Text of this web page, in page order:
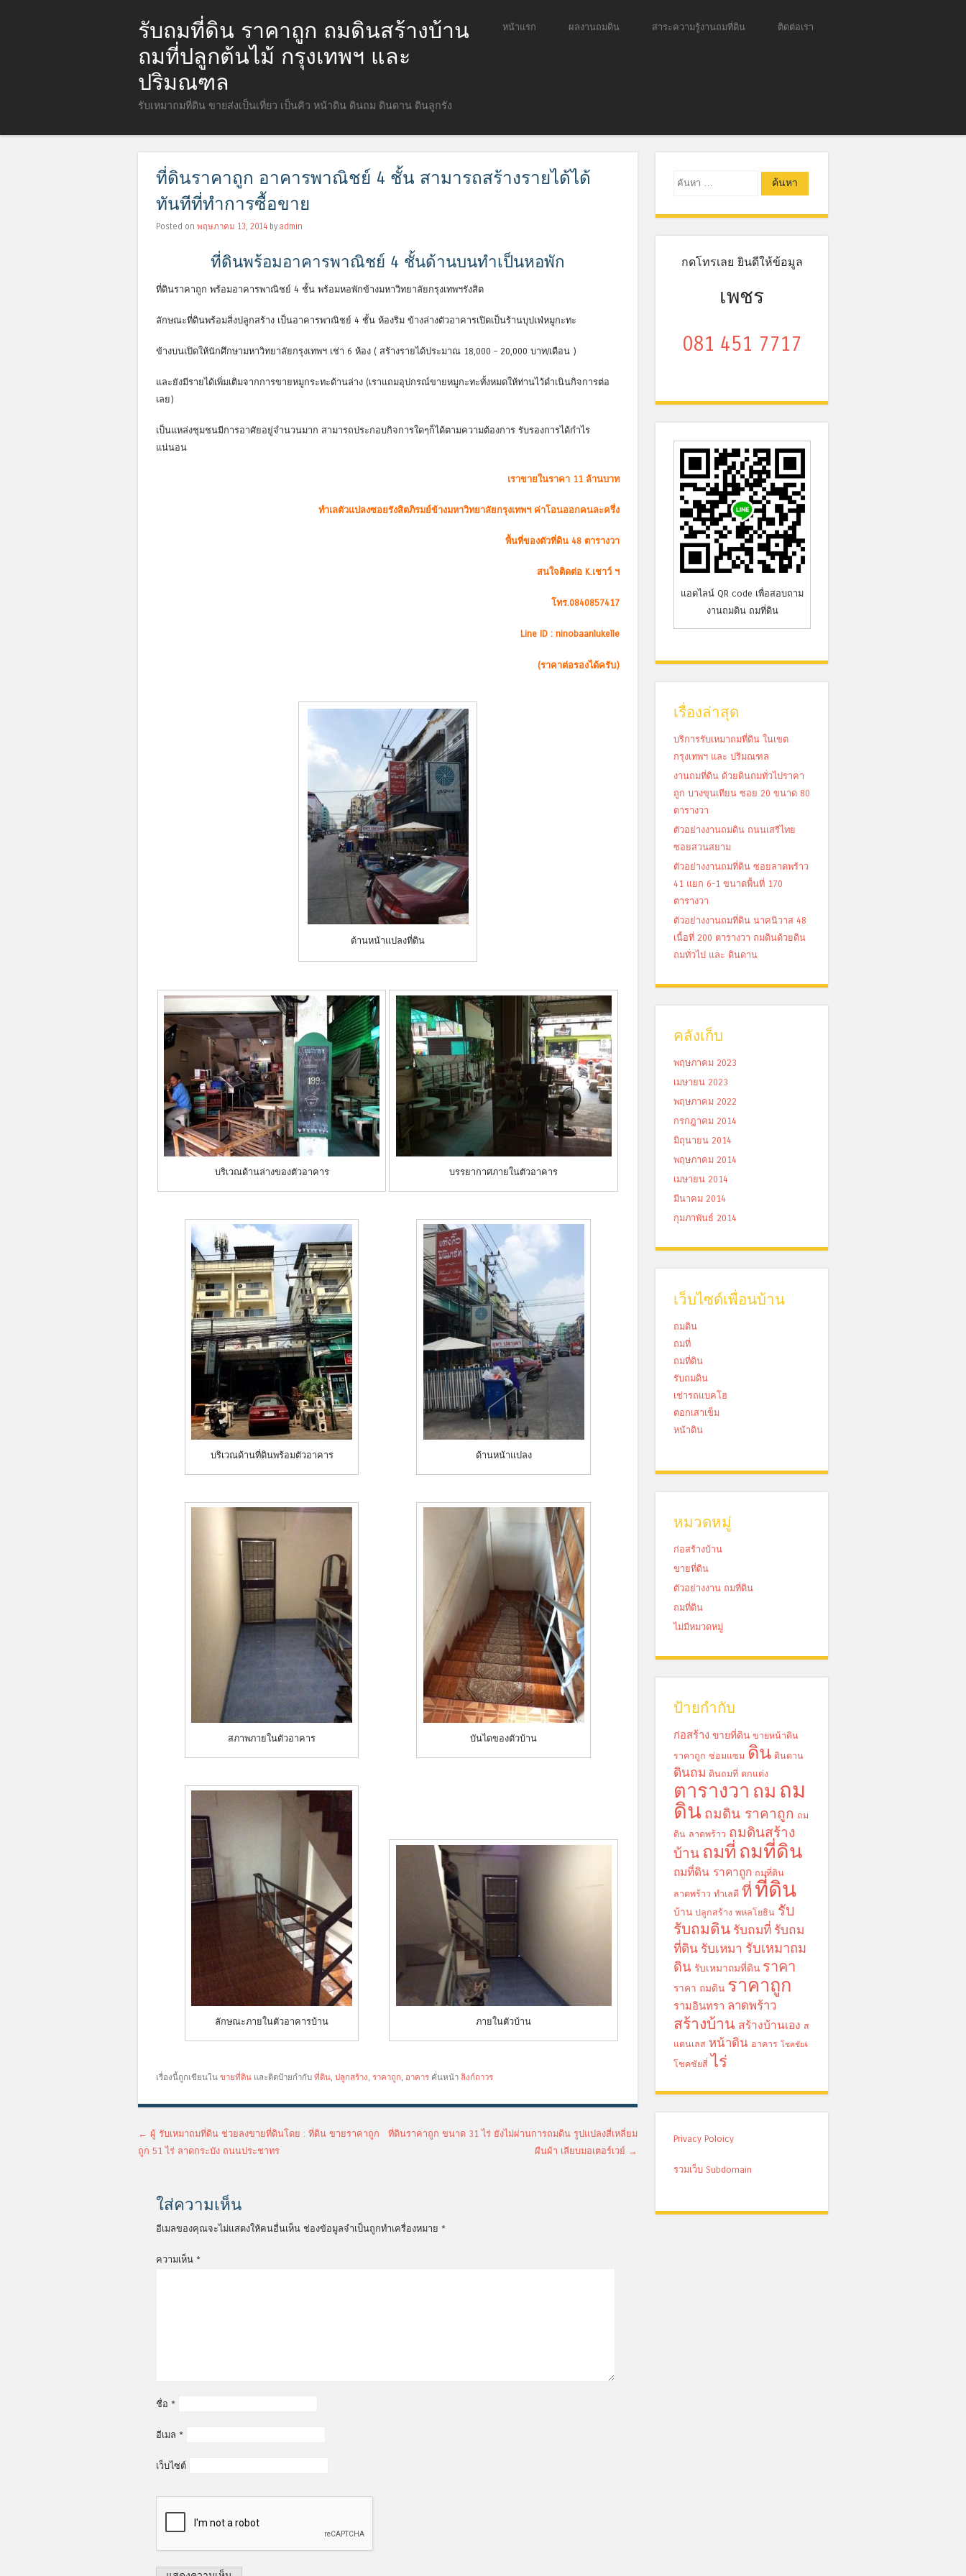
รับถมที่ดิน ราคาถูก ถมดินสร้างบ้าน
ถมที่ปลูกต้นไม้ กรุงเทพฯ และ
ปริมณฑล
รับเหมาถมที่ดิน ขายส่งเป็นเที่ยว เป็นคิว หน้าดิน ดินถม ดินดาน ดินลูกรัง
ข้ามไปยังเนื้อหา
หน้าแรก ผลงานถมดิน สาระความรู้งานถมที่ดิน ติดต่อเรา
ที่ดินราคาถูก อาคารพาณิชย์ 4 ชั้น สามารถสร้างรายได้ได้
ทันทีที่ทำการซื้อขาย
Posted on พฤษภาคม 13, 2014 by admin
ที่ดินพร้อมอาคารพาณิชย์ 4 ชั้นด้านบนทำเป็นหอพัก
ที่ดินราคาถูก พร้อมอาคารพาณิชย์ 4 ชั้น พร้อมหอพักข้างมหาวิทยาลัยกรุงเทพฯรังสิต
ลักษณะที่ดินพร้อมสิ่งปลูกสร้าง เป็นอาคารพาณิชย์ 4 ชั้น ห้องริม ข้างล่างตัวอาคารเปิดเป็นร้านบุปเฟ่หมูกะทะ
ข้างบนเปิดให้นักศึกษามหาวิทยาลัยกรุงเทพฯ เช่า 6 ห้อง ( สร้างรายได้ประมาณ 18,000 – 20,000 บาท/เดือน )
และยังมีรายได้เพิ่มเติมจากการขายหมูกระทะด้านล่าง (เราแถมอุปกรณ์ขายหมูกะทะทั้งหมดให้ท่านไว้ดำเนินกิจการต่อ
เลย)
เป็นแหล่งชุมชนมีการอาศัยอยู่จำนวนมาก สามารถประกอบกิจการใดๆก็ได้ตามความต้องการ รับรองการได้กำไร
แน่นอน
เราขายในราคา 11 ล้านบาท
ทำเลตัวแปลงซอยรังสิตภิรมย์ข้างมหาวิทยาลัยกรุงเทพฯ ค่าโอนออกคนละครึ่ง
พื้นที่ของตัวที่ดิน 48 ตารางวา
สนใจติดต่อ K.เชาว์ ฯ
โทร.0840857417
Line ID : ninobaanlukelle
(ราคาต่อรองได้ครับ)
ด้านหน้าแปลงที่ดิน
บริเวณด้านล่างของตัวอาคาร บรรยากาศภายในตัวอาคาร
บริเวณด้านที่ดินพร้อมตัวอาคาร ด้านหน้าแปลง
สภาพภายในตัวอาคาร บันไดของตัวบ้าน
ลักษณะภายในตัวอาคารบ้าน ภายในตัวบ้าน
เรื่องนี้ถูกเขียนใน ขายที่ดิน และติดป้ายกำกับ ที่ดิน, ปลูกสร้าง, ราคาถูก, อาคาร คั่นหน้า ลิงก์ถาวร
เมนูนำทางเรื่อง
← ผู้ รับเหมาถมที่ดิน ช่วยลงขายที่ดินโดย : ที่ดิน ขายราคาถูก
ถูก 51 ไร่ ลาดกระบัง ถนนประชาทร
ที่ดินราคาถูก ขนาด 31 ไร่ ยังไม่ผ่านการถมดิน รูปแปลงสี่เหลี่ยม
ผืนผ้า เลียบมอเตอร์เวย์ →
ใส่ความเห็น
อีเมลของคุณจะไม่แสดงให้คนอื่นเห็น ช่องข้อมูลจำเป็นถูกทำเครื่องหมาย *
ความเห็น *
ชื่อ *
อีเมล *
เว็บไซต์
ค้นหา
กดโทรเลย ยินดีให้ข้อมูล
เพชร
081 451 7717
แอดไลน์ QR code เพื่อสอบถาม
งานถมดิน ถมที่ดิน
เรื่องล่าสุด
บริการรับเหมาถมที่ดิน ในเขต
กรุงเทพฯ และ ปริมณฑล
งานถมที่ดิน ด้วยดินถมทั่วไปราคา
ถูก บางขุนเทียน ซอย 20 ขนาด 80
ตารางวา
ตัวอย่างงานถมดิน ถนนเสรีไทย
ซอยสวนสยาม
ตัวอย่างงานถมที่ดิน ซอยลาดพร้าว
41 แยก 6-1 ขนาดพื้นที่ 170
ตารางวา
ตัวอย่างงานถมที่ดิน นาคนิวาส 48
เนื้อที่ 200 ตารางวา ถมดินด้วยดิน
ถมทั่วไป และ ดินดาน
คลังเก็บ
พฤษภาคม 2023
เมษายน 2023
พฤษภาคม 2022
กรกฎาคม 2014
มิถุนายน 2014
พฤษภาคม 2014
เมษายน 2014
มีนาคม 2014
กุมภาพันธ์ 2014
เว็บไซด์เพื่อนบ้าน
ถมดิน
ถมที่
ถมที่ดิน
รับถมดิน
เช่ารถแบคโฮ
ตอกเสาเข็ม
หน้าดิน
หมวดหมู่
ก่อสร้างบ้าน
ขายที่ดิน
ตัวอย่างงาน ถมที่ดิน
ถมที่ดิน
ไม่มีหมวดหมู่
ป้ายกำกับ
ก่อสร้าง ขายที่ดิน ขายหน้าดิน
ราคาถูก ซ่อมแซม ดิน ดินดาน
ดินถม ดินถมที่ ตกแต่ง
ตารางวา ถม ถม
ดิน ถมดิน ราคาถูก ถม
ดิน ลาดพร้าว ถมดินสร้าง
บ้าน ถมที่ ถมที่ดิน
ถมที่ดิน ราคาถูก ถมที่ดิน
ลาดพร้าว ทำเลดี ที่ ที่ดิน
บ้าน ปลูกสร้าง พหลโยธิน รับ
รับถมดิน รับถมที่ รับถม
ที่ดิน รับเหมา รับเหมาถม
ดิน รับเหมาถมที่ดิน ราคา
ราคา ถมดิน ราคาถูก
รามอินทรา ลาดพร้าว
สร้างบ้าน สร้างบ้านเอง ส
แตนเลส หน้าดิน อาคาร โชคชัย4
โชคชัยสี่ ไร่
Privacy Poloicy
รวมเว็บ Subdomain